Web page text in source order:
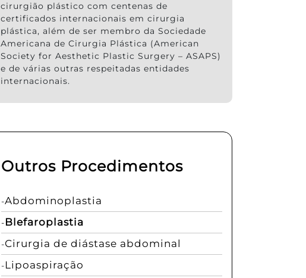
cirurgião plástico com centenas de
certificados internacionais em cirurgia
plástica, além de ser membro da Sociedade
Americana de Cirurgia Plástica (American
Society for Aesthetic Plastic Surgery – ASAPS)
e de várias outras respeitadas entidades
internacionais.
Outros Procedimentos
Abdominoplastia
Blefaroplastia
Cirurgia de diástase abdominal
Lipoaspiração